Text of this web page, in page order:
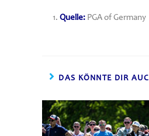
Quelle: PGA of Germany
DAS KÖNNTE DIR